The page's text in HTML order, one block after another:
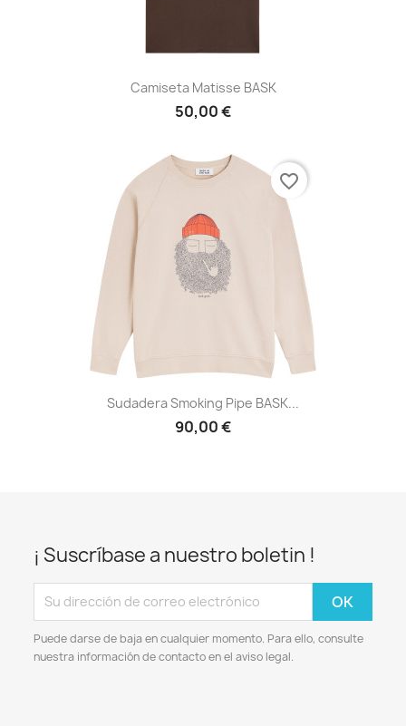
Camiseta Matisse BASK
50,00 €
Sudadera Smoking Pipe BASK...
90,00 €
favorite_border
¡ Suscríbase a nuestro boletin !
Puede darse de baja en cualquier momento. Para ello, consulte
nuestra información de contacto en el aviso legal.